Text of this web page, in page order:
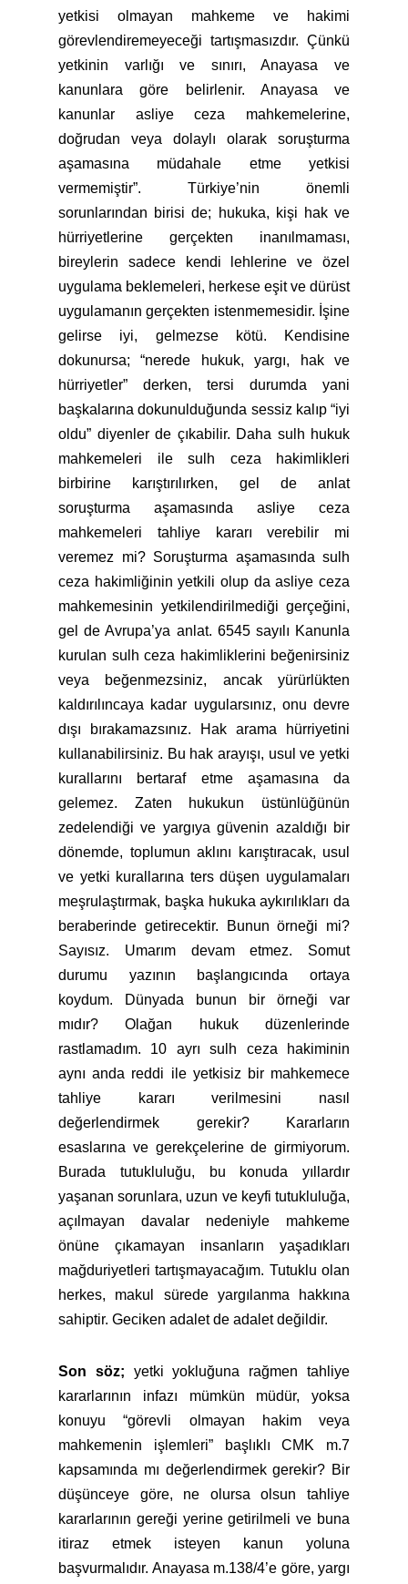
yetkisi olmayan mahkeme ve hakimi
görevlendiremeyeceği tartışmasızdır. Çünkü
yetkinin varlığı ve sınırı, Anayasa ve
kanunlara göre belirlenir. Anayasa ve
kanunlar asliye ceza mahkemelerine,
doğrudan veya dolaylı olarak soruşturma
aşamasına müdahale etme yetkisi
vermemiştir”. Türkiye’nin önemli
sorunlarından birisi de; hukuka, kişi hak ve
hürriyetlerine gerçekten inanılmaması,
bireylerin sadece kendi lehlerine ve özel
uygulama beklemeleri, herkese eşit ve dürüst
uygulamanın gerçekten istenmemesidir. İşine
gelirse iyi, gelmezse kötü. Kendisine
dokunursa; “nerede hukuk, yargı, hak ve
hürriyetler” derken, tersi durumda yani
başkalarına dokunulduğunda sessiz kalıp “iyi
oldu” diyenler de çıkabilir. Daha sulh hukuk
mahkemeleri ile sulh ceza hakimlikleri
birbirine karıştırılırken, gel de anlat
soruşturma aşamasında asliye ceza
mahkemeleri tahliye kararı verebilir mi
veremez mi? Soruşturma aşamasında sulh
ceza hakimliğinin yetkili olup da asliye ceza
mahkemesinin yetkilendirilmediği gerçeğini,
gel de Avrupa’ya anlat. 6545 sayılı Kanunla
kurulan sulh ceza hakimliklerini beğenirsiniz
veya beğenmezsiniz, ancak yürürlükten
kaldırılıncaya kadar uygularsınız, onu devre
dışı bırakamazsınız. Hak arama hürriyetini
kullanabilirsiniz. Bu hak arayışı, usul ve yetki
kurallarını bertaraf etme aşamasına da
gelemez. Zaten hukukun üstünlüğünün
zedelendiği ve yargıya güvenin azaldığı bir
dönemde, toplumun aklını karıştıracak, usul
ve yetki kurallarına ters düşen uygulamaları
meşrulaştırmak, başka hukuka aykırılıkları da
beraberinde getirecektir. Bunun örneği mi?
Sayısız. Umarım devam etmez. Somut
durumu yazının başlangıcında ortaya
koydum. Dünyada bunun bir örneği var
mıdır? Olağan hukuk düzenlerinde
rastlamadım. 10 ayrı sulh ceza hakiminin
aynı anda reddi ile yetkisiz bir mahkemece
tahliye kararı verilmesini nasıl
değerlendirmek gerekir? Kararların
esaslarına ve gerekçelerine de girmiyorum.
Burada tutukluluğu, bu konuda yıllardır
yaşanan sorunlara, uzun ve keyfi tutukluluğa,
açılmayan davalar nedeniyle mahkeme
önüne çıkamayan insanların yaşadıkları
mağduriyetleri tartışmayacağım. Tutuklu olan
herkes, makul sürede yargılanma hakkına
sahiptir. Geciken adalet de adalet değildir.
Son söz; yetki yokluğuna rağmen tahliye
kararlarının infazı mümkün müdür, yoksa
konuyu “görevli olmayan hakim veya
mahkemenin işlemleri” başlıklı CMK m.7
kapsamında mı değerlendirmek gerekir? Bir
düşünceye göre, ne olursa olsun tahliye
kararlarının gereği yerine getirilmeli ve buna
itiraz etmek isteyen kanun yoluna
başvurmalıdır. Anayasa m.138/4’e göre, yargı